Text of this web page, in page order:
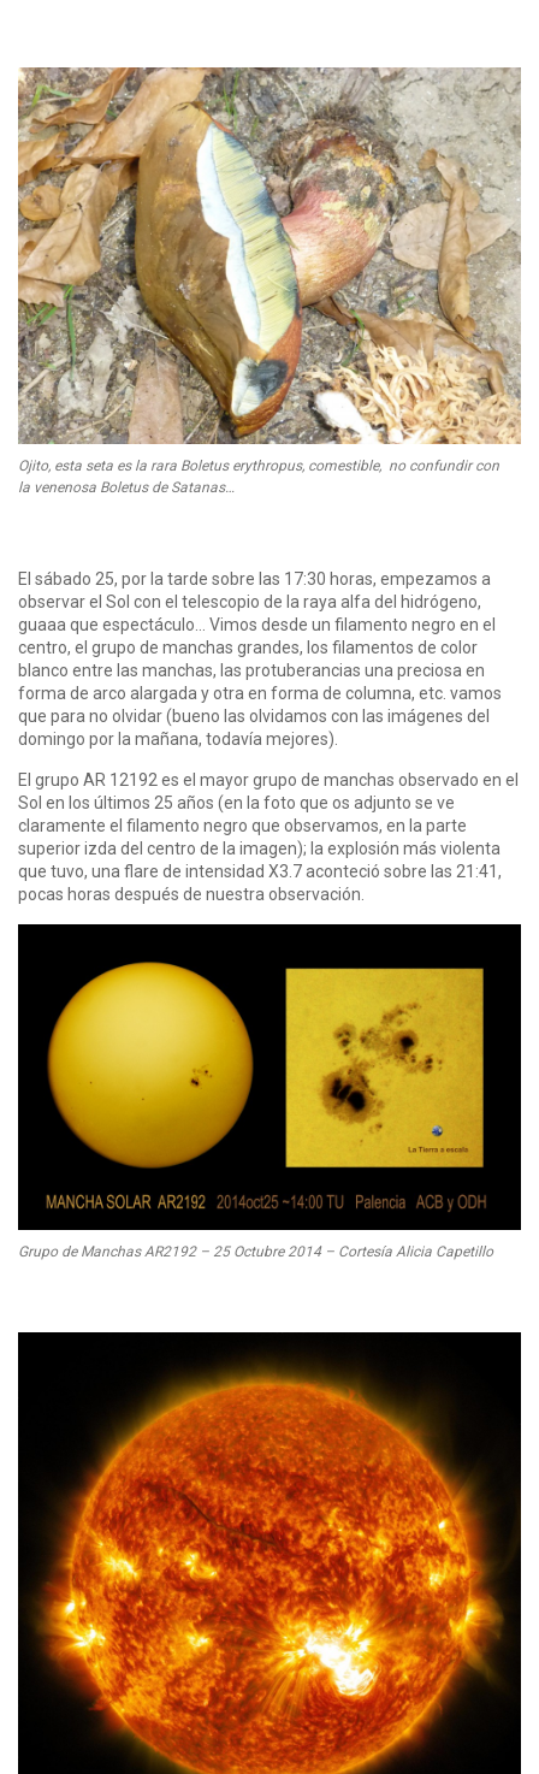
Ojito, esta seta es la rara Boletus erythropus, comestible, no confundir con
la venenosa Boletus de Satanas…
El sábado 25, por la tarde sobre las 17:30 horas, empezamos a
observar el Sol con el telescopio de la raya alfa del hidrógeno,
guaaa que espectáculo… Vimos desde un filamento negro en el
centro, el grupo de manchas grandes, los filamentos de color
blanco entre las manchas, las protuberancias una preciosa en
forma de arco alargada y otra en forma de columna, etc. vamos
que para no olvidar (bueno las olvidamos con las imágenes del
domingo por la mañana, todavía mejores).
El grupo AR 12192 es el mayor grupo de manchas observado en el
Sol en los últimos 25 años (en la foto que os adjunto se ve
claramente el filamento negro que observamos, en la parte
superior izda del centro de la imagen); la explosión más violenta
que tuvo, una flare de intensidad X3.7 aconteció sobre las 21:41,
pocas horas después de nuestra observación.
Grupo de Manchas AR2192 – 25 Octubre 2014 – Cortesía Alicia Capetillo